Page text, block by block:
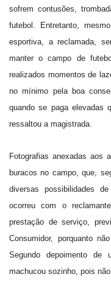
sofrem contusões,
futebol. Entretanto,
esportiva, a reclamada,
manter o campo de
realizados momentos de
no mínimo pela boa
quando se paga elevadas
ressaltou a magistrada.
Fotografias anexadas aos
buracos no campo, que,
diversas possibilidades
ocorreu com o
prestação de serviço,
Consumidor, porquanto
Segundo depoimento
machucou sozinho, pois